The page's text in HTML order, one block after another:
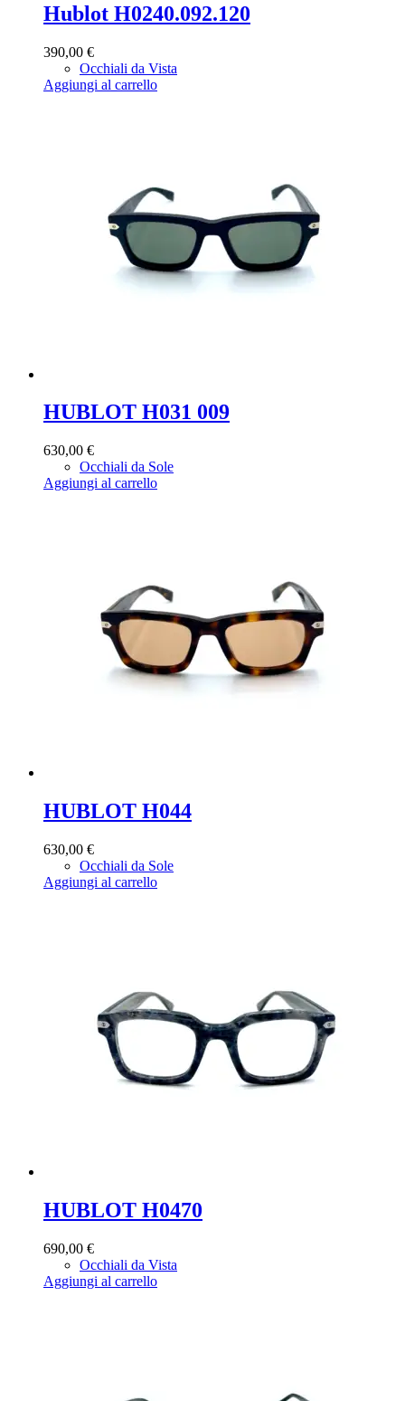
Hublot H0240.092.120
390,00 €
Occhiali da Vista
Aggiungi al carrello
HUBLOT H031 009
630,00 €
Occhiali da Sole
Aggiungi al carrello
HUBLOT H044
630,00 €
Occhiali da Sole
Aggiungi al carrello
HUBLOT H0470
690,00 €
Occhiali da Vista
Aggiungi al carrello